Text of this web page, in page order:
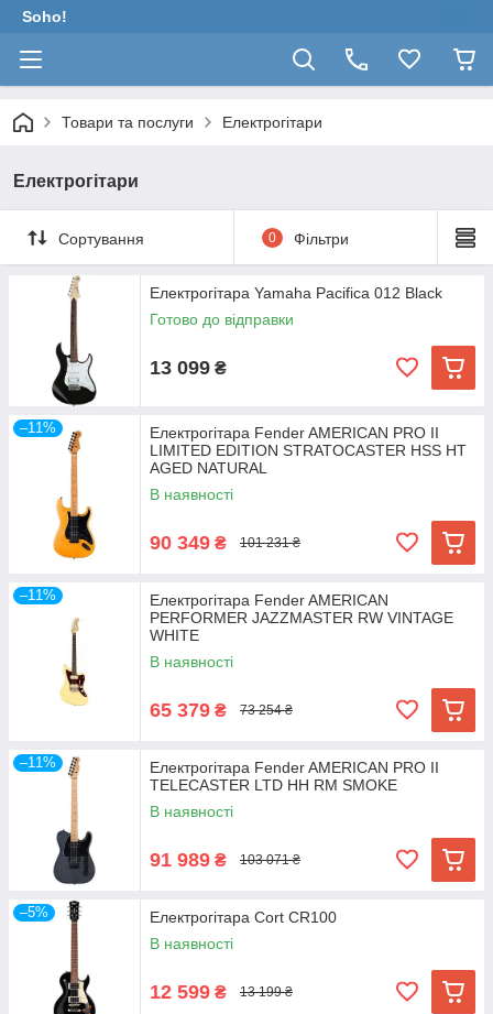
Soho!
Товари та послуги Електрогітари
Електрогітари
Сортування 0 Фільтри
Електрогітара Yamaha Pacifica 012 Black
Готово до відправки
13 099 ₴
–11%
Електрогітара Fender AMERICAN PRO II
LIMITED EDITION STRATOCASTER HSS HT
AGED NATURAL
В наявності
90 349 ₴ 101 231 ₴
–11%
Електрогітара Fender AMERICAN
PERFORMER JAZZMASTER RW VINTAGE
WHITE
В наявності
65 379 ₴ 73 254 ₴
–11%
Електрогітара Fender AMERICAN PRO II
TELECASTER LTD HH RM SMOKE
В наявності
91 989 ₴ 103 071 ₴
–5%
Електрогітара Cort CR100
В наявності
12 599 ₴ 13 199 ₴